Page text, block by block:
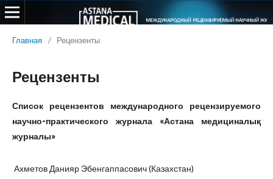
Главная / Рецензенты
Рецензенты
Список рецензентов международного рецензируемого
научно-практического журнала «Астана медициналық
журналы»
Ахметов Данияр Эбенгаппасович (Казахстан)